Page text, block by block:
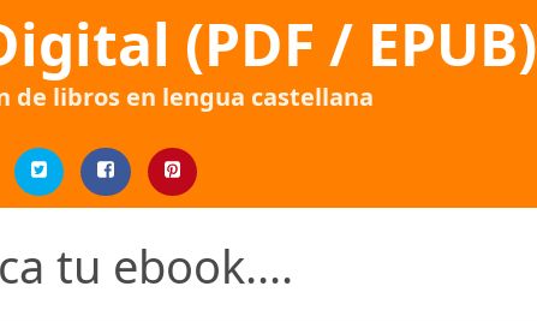
(PDF / EPUB)
de libros en lengua castellana
tu ebook....